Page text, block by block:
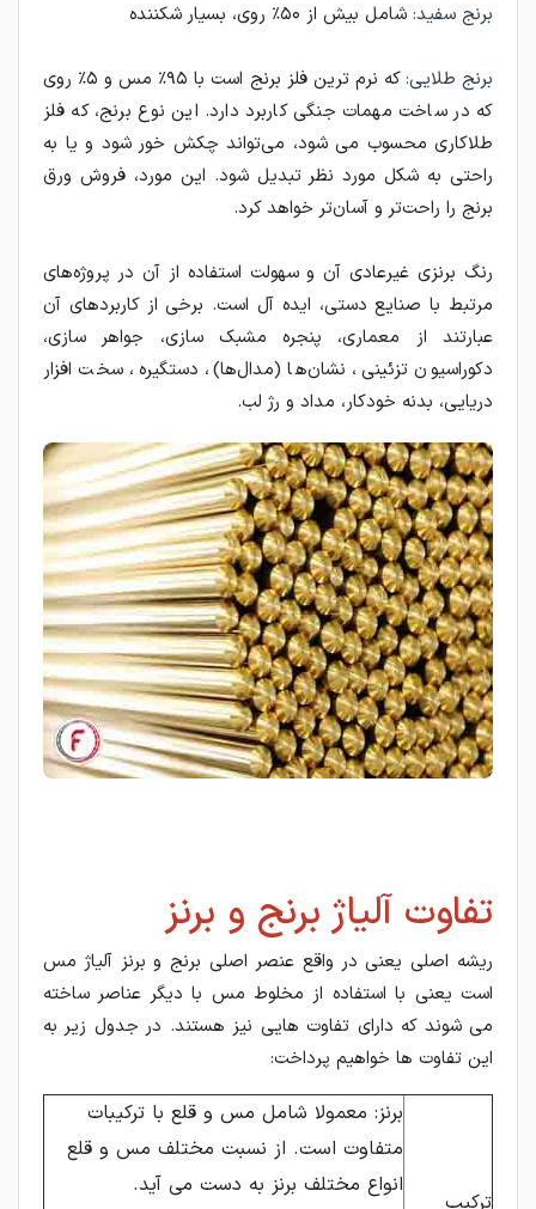
برنج سفید: شامل بیش از ۵۰٪ روی، بسیار شکننده
برنج طلایی:
که نرم ترین فلز برنج است با ۹۵٪ مس و ۵٪ روی
که در ساخت مهمات جنگی کاربرد دارد. این نوع برنج، که فلز
طلاکاری محسوب می شود، می‌تواند چکش خور شود و یا به
راحتی به شکل مورد نظر تبدیل شود. این مورد، فروش ورق
برنج را راحت‌تر و آسان‌تر خواهد کرد.
رنگ برنزی غیرعادی آن و سهولت استفاده از آن در پروژه‌های
مرتبط با صنایع دستی، ایده آل است. برخی از کاربردهای آن
عبارتند از معماری، پنجره مشبک سازی، جواهر سازی،
دکوراسیون تزئینی، نشان‌ها (مدال‌ها)، دستگیره، سخت افزار
دریایی، بدنه خودکار، مداد و رژ لب.
تفاوت آلیاژ برنج و برنز
ریشه اصلی یعنی در واقع عنصر اصلی برنج و برنز آلیاژ مس
است یعنی با استفاده از مخلوط مس با دیگر عناصر ساخته
می شوند که دارای تفاوت هایی نیز هستند. در جدول زیر به
این تفاوت ها خواهیم پرداخت:
برنز: معمولا شامل مس و قلع با ترکیبات
متفاوت است. از نسبت مختلف مس و قلع
انواع مختلف برنز به دست می آید.